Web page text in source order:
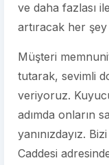
ve daha fazlası
artıracak her
Müşteri
tutarak, sevimli
veriyoruz.
adımda onların
yanınızdayız.
Caddesi